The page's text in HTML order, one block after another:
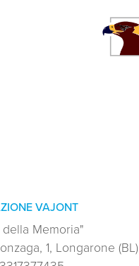
VAJONT
Memoria"
1, Longarone (BL)